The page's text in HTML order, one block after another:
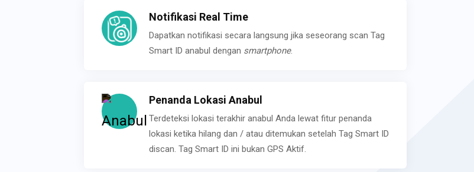
Notifikasi Real Time
Dapatkan notifikasi secara langsung jika seseorang scan Tag
Smart ID anabul dengan smartphone.
Penanda Lokasi Anabul
Terdeteksi lokasi terakhir anabul Anda lewat fitur penanda
lokasi ketika hilang dan / atau ditemukan setelah Tag Smart ID
discan. Tag Smart ID ini bukan GPS Aktif.